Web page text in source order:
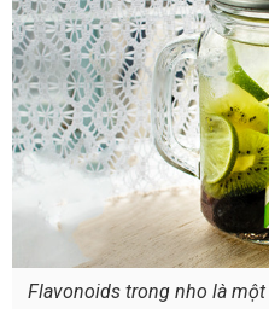
Flavonoids trong nho là